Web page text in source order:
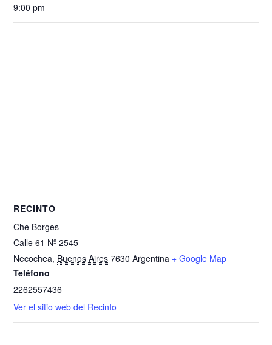
9:00 pm
RECINTO
Che Borges
Calle 61 Nº 2545
Necochea, Buenos Aires 7630 Argentina + Google Map
Teléfono
2262557436
Ver el sitio web del Recinto